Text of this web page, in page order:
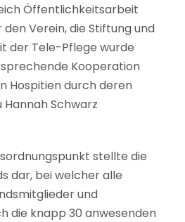
Öffentlichkeitsarbeit
den Verein, die Stiftung und
der Tele-Pflege wurde
Kooperation
Hospitien durch deren
Schwarz
stellte die
dar, bei welcher alle
und
die knapp 30 anwesenden